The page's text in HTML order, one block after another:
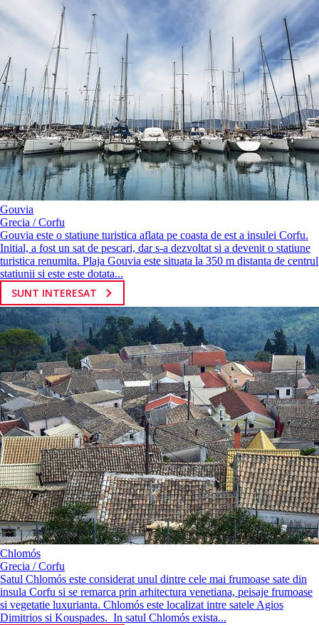
Gouvia
Grecia / Corfu
Gouvia este o statiune turistica aflata pe coasta de est a insulei Corfu.
Initial, a fost un sat de pescari, dar s-a dezvoltat si a devenit o statiune
turistica renumita. Plaja Gouvia este situata la 350 m distanta de centrul
statiunii si este este dotata...
SUNT INTERESAT
Chlomós
Grecia / Corfu
Satul Chlomós este considerat unul dintre cele mai frumoase sate din
insula Corfu si se remarca prin arhitectura venetiana, peisaje frumoase
si vegetatie luxurianta. Chlomós este localizat intre satele Agios
Dimitrios si Kouspades. In satul Chlomós exista...